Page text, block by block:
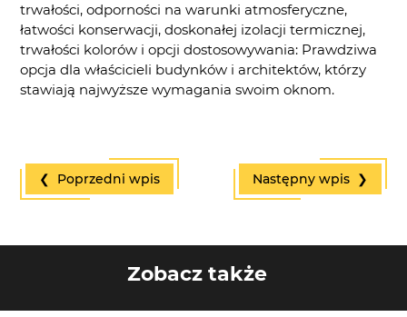
trwałości, odporności na warunki atmosferyczne,
łatwości konserwacji, doskonałej izolacji termicznej,
trwałości kolorów i opcji dostosowywania: Prawdziwa
opcja dla właścicieli budynków i architektów, którzy
stawiają najwyższe wymagania swoim oknom.
❮ Poprzedni wpis Następny wpis ❯
Zobacz także